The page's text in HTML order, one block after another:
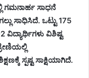
ಗಮನಾರ್ಹ ಸಾಧನೆ
ಸಾಧಿಸಿದೆ. ಒಟ್ಟು 175
ವಿದ್ಯಾರ್ಥಿಗಳು ವಿಶಿಷ್ಟ
ಸ್ಪಷ್ಟ ಸಾಕ್ಷಿಯಾಗಿದೆ.